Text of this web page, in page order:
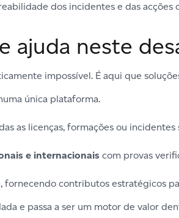
dos incidentes e das acções
ajuda neste
impossível. É aqui que
única plataforma.
as licenças, formações ou
e internacionais com provas
fornecendo contributos estratégicos
e passa a ser um motor de valor